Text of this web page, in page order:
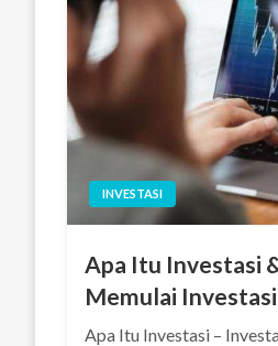
INVESTASI
Apa Itu Investasi
Memulai Investasi
Apa Itu Investasi –